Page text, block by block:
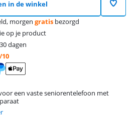
in de winkel
morgen gratis bezorgd
op je product
dagen
10
een vaste seniorentelefoon met